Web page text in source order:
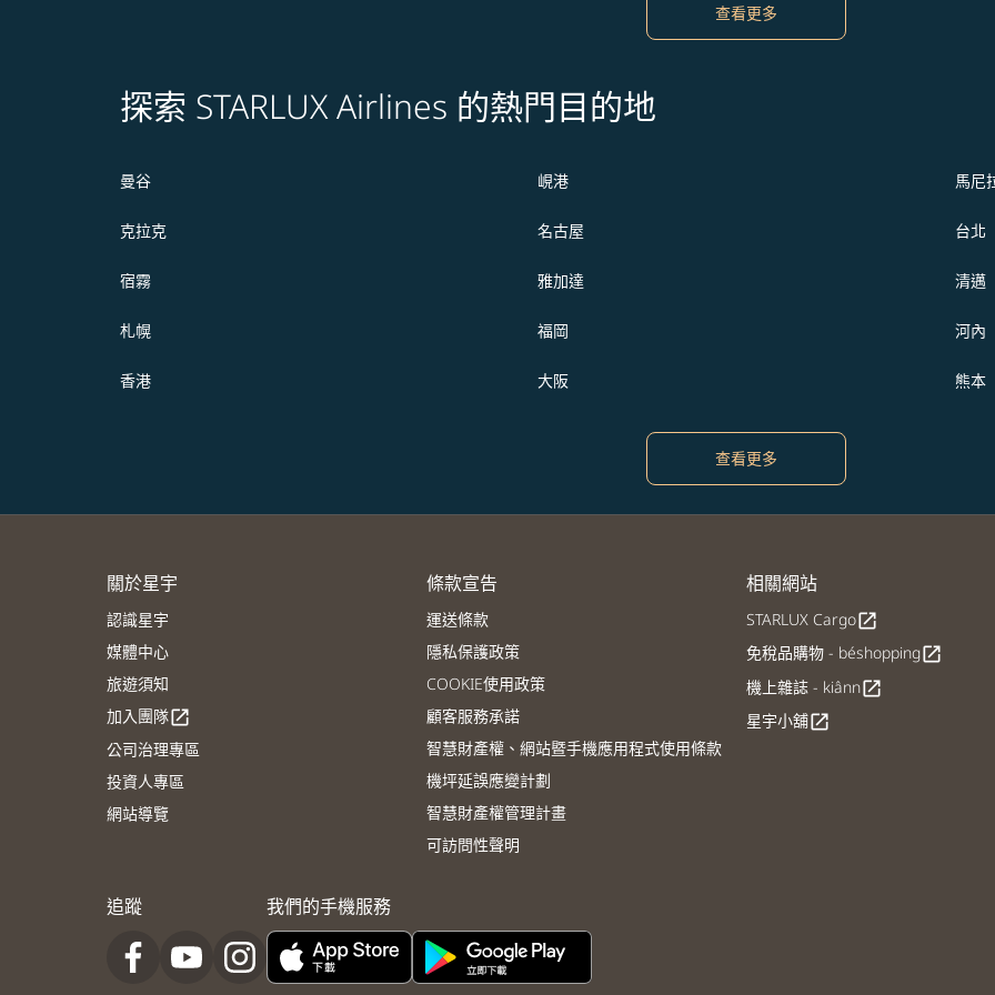
查看更多
探索 STARLUX Airlines 的熱門目的地
曼谷 峴港 馬尼
克拉克 名古屋 台北
宿霧 雅加達 清邁
札幌 福岡 河內
香港 大阪 熊本
查看更多
關於星宇
認識星宇
媒體中心
旅遊須知
加入團隊open_in_new
公司治理專區
投資人專區
網站導覽
條款宣告
運送條款
隱私保護政策
COOKIE使用政策
顧客服務承諾
智慧財產權、網站暨手機應用程式使用條款
機坪延誤應變計劃
智慧財產權管理計畫
可訪問性聲明
相關網站
STARLUX Cargoopen_in_new
免稅品購物 - béshoppingopen_in_new
機上雜誌 - kiânnopen_in_new
星宇小舖open_in_new
追蹤 我們的手機服務